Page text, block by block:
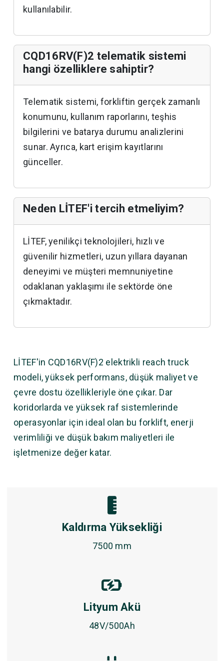
kullanılabilir.
CQD16RV(F)2 telematik sistemi
hangi özelliklere sahiptir?
Telematik sistemi, forkliftin gerçek zamanlı
konumunu, kullanım raporlarını, teşhis
bilgilerini ve batarya durumu analizlerini
sunar. Ayrıca, kart erişim kayıtlarını
günceller.
Neden LİTEF'i tercih etmeliyim?
LİTEF, yenilikçi teknolojileri, hızlı ve
güvenilir hizmetleri, uzun yıllara dayanan
deneyimi ve müşteri memnuniyetine
odaklanan yaklaşımı ile sektörde öne
çıkmaktadır.
LİTEF'in CQD16RV(F)2 elektrikli reach truck
modeli, yüksek performans, düşük maliyet ve
çevre dostu özellikleriyle öne çıkar. Dar
koridorlarda ve yüksek raf sistemlerinde
operasyonlar için ideal olan bu forklift, enerji
verimliliği ve düşük bakım maliyetleri ile
işletmenize değer katar.
Kaldırma Yüksekliği
7500 mm
Lityum Akü
48V/500Ah